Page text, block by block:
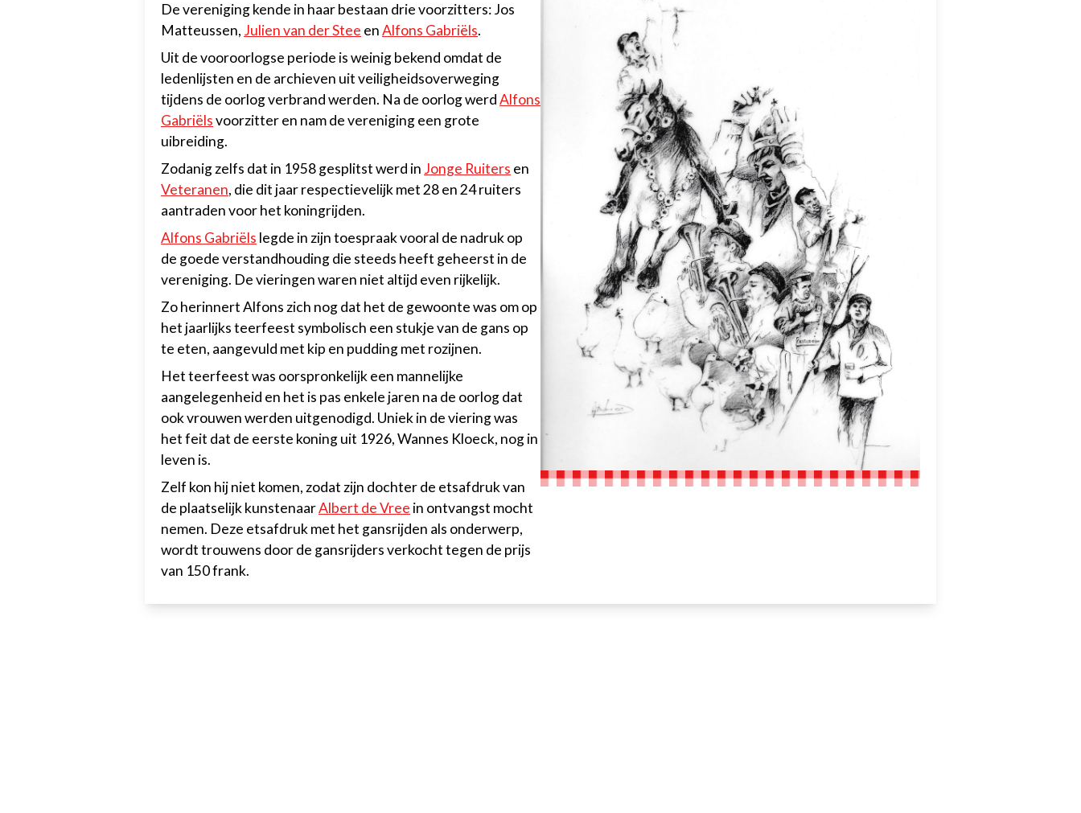
De vereniging kende in haar bestaan drie voorzitters: Jos
Matteussen, Julien van der Stee enAlfons Gabriëls.
Uit de vooroorlogse periode is weinig bekend omdat de
ledenlijsten en de archieven uit veiligheidsoverweging
tijdens de oorlog verbrand werden. Na de oorlog werdAlfons
Gabriëlsvoorzitter en nam de vereniging een grote
uibreiding.
Zodanig zelfs dat in 1958 gesplitst werd in Jonge Ruiters en
Veteranen, die dit jaar respectievelijk met 28 en 24 ruiters
aantraden voor het koningrijden.
Alfons Gabriëls legde in zijn toespraak vooral de nadruk op
de goede verstandhouding die steeds heeft geheerst in de
vereniging. De vieringen waren niet altijd even rijkelijk.
Zo herinnert Alfons zich nog dat het de gewoonte was om op
het jaarlijks teerfeest symbolisch een stukje van de gans op
te eten, aangevuld met kip en pudding met rozijnen.
Het teerfeest was oorspronkelijk een mannelijke
aangelegenheid en het is pas enkele jaren na de oorlog dat
ook vrouwen werden uitgenodigd. Uniek in de viering was
het feit dat de eerste koning uit 1926, Wannes Kloeck, nog in
leven is.
Zelf kon hij niet komen, zodat zijn dochter de etsafdruk van
de plaatselijk kunstenaarAlbert de Vree in ontvangst mocht
nemen. Deze etsafdruk met het gansrijden als onderwerp,
wordt trouwens door de gansrijders verkocht tegen de prijs
van 150 frank.